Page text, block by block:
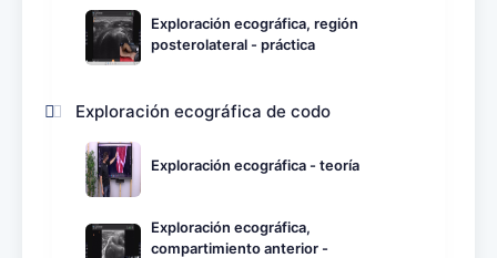
Exploración ecográfica, región
posterolateral - práctica
Exploración ecográfica de codo
Exploración ecográfica - teoría
Exploración ecográfica,
compartimiento anterior -